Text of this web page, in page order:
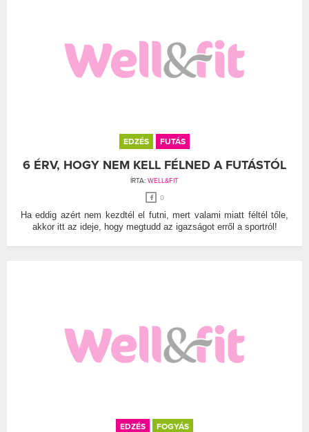
EDZÉS FUTÁS
6 ÉRV, HOGY NEM KELL FÉLNED A FUTÁSTÓL
ÍRTA: WELL&FIT
0
Ha eddig azért nem kezdtél el futni, mert valami miatt féltél tőle,
akkor itt az ideje, hogy megtudd az igazságot erről a sportról!
EDZÉS FOGYÁS